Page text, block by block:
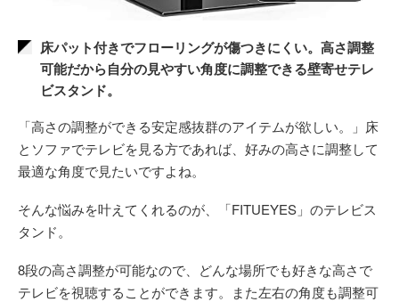
床パット付きでフローリングが傷つきにくい。高さ調整
可能だから自分の見やすい角度に調整できる壁寄せテレ
ビスタンド。
「高さの調整ができる安定感抜群のアイテムが欲しい。」床
とソファでテレビを見る方であれば、好みの高さに調整して
最適な角度で見たいですよね。
そんな悩みを叶えてくれるのが、「FITUEYES」のテレビス
タンド。
8段の高さ調整が可能なので、どんな場所でも好きな高さで
テレビを視聴することができます。また左右の角度も調整可